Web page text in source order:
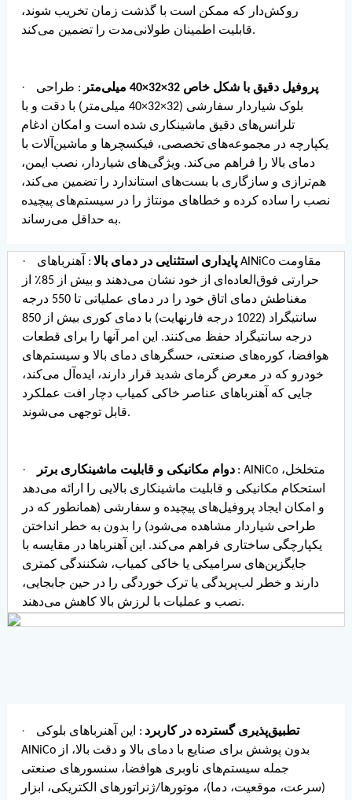
روکش‌دار که ممکن است با گذشت زمان تخریب شوند،
قابلیت اطمینان طولانی‌مدت را تضمین می‌کند.
· پروفیل دقیق با شکل خاص 32×32×40 میلی‌متر
: طراحی
بلوک شیاردار سفارشی (32×32×40 میلی‌متر) با دقت و با
تلرانس‌های دقیق ماشینکاری شده است و امکان ادغام
یکپارچه در مجموعه‌های تخصصی، فیکسچرها و ماشین‌آلات با
دمای بالا را فراهم می‌کند. ویژگی‌های شیاردار، نصب ایمن،
هم‌ترازی و سازگاری با بست‌های استاندارد را تضمین می‌کند،
نصب را ساده کرده و خطاهای مونتاژ را در سیستم‌های پیچیده
به حداقل می‌رساند.
· پایداری استثنایی در دمای بالا : آهنرباهای AlNiCo مقاومت
حرارتی فوق‌العاده‌ای از خود نشان می‌دهند و بیش از 85٪ از
مغناطش دمای اتاق خود را در دمای عملیاتی تا 550 درجه
سانتیگراد (1022 درجه فارنهایت) با دمای کوری بیش از 850
درجه سانتیگراد حفظ می‌کنند. این امر آنها را برای قطعات
هوافضا، کوره‌های صنعتی، حسگرهای دمای بالا و سیستم‌های
خودرو که در معرض گرمای شدید قرار دارند، ایده‌آل می‌کند،
جایی که آهنرباهای عناصر خاکی کمیاب دچار افت عملکرد
قابل توجهی می‌شوند.
· دوام مکانیکی و قابلیت ماشینکاری برتر : AlNiCo متخلخل،
استحکام مکانیکی و قابلیت ماشینکاری بالایی را ارائه می‌دهد
و امکان ایجاد پروفیل‌های پیچیده و سفارشی (همانطور که در
طراحی شیاردار مشاهده می‌شود) را بدون به خطر انداختن
یکپارچگی ساختاری فراهم می‌کند. این آهنرباها در مقایسه با
جایگزین‌های سرامیکی یا خاکی کمیاب، شکنندگی کمتری
دارند و خطر لب‌پریدگی یا ترک خوردگی را در حین جابجایی،
نصب و عملیات با لرزش بالا کاهش می‌دهند.
· تطبیق‌پذیری گسترده در کاربرد : این آهنرباهای بلوکی
AlNiCo بدون پوشش برای صنایع با دمای بالا و دقت بالا، از
جمله سیستم‌های ناوبری هوافضا، سنسورهای صنعتی
(سرعت، موقعیت، دما)، موتورها/ژنراتورهای الکتریکی، ابزار